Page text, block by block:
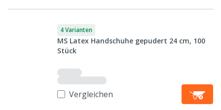
4 Varianten
MS Latex Handschuhe gepudert 24 cm, 100
Stück
Vergleichen